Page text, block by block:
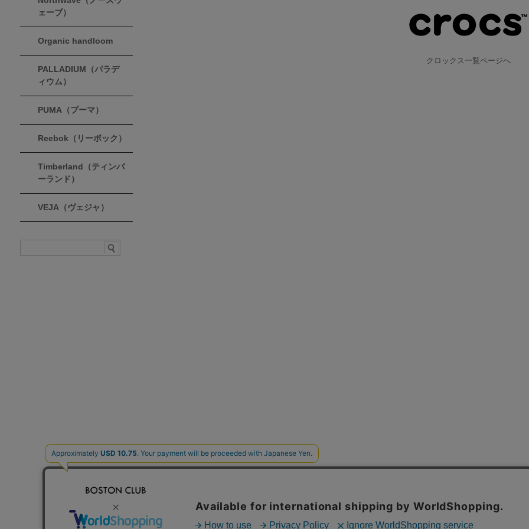
クロックス一覧ページへ
ェーブ）
Organic handloom
PALLADIUM（パラデ
ィウム）
PUMA（プーマ）
Reebok（リーボック）
Timberland（ティンバ
ーランド）
VEJA（ヴェジャ）